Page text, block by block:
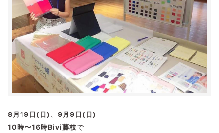
8月19日(日)
9月9日(日)
10時〜16時Bivi藤枝で